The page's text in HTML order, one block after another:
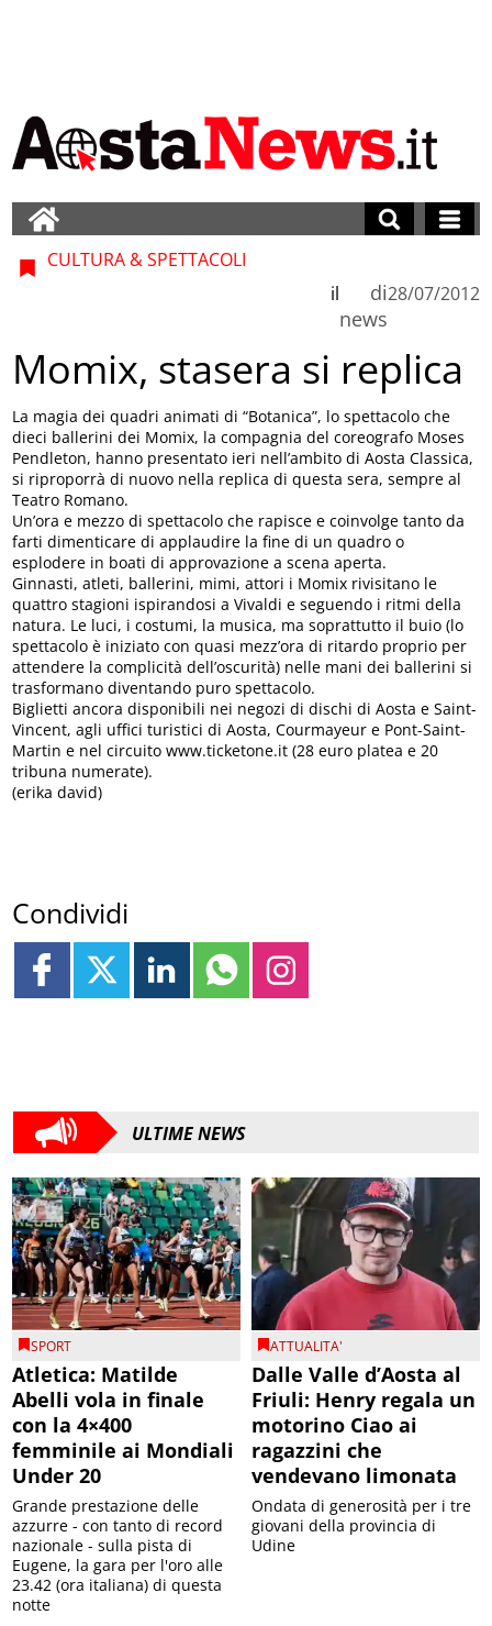
CULTURA & SPETTACOLI
di
news
il 28/07/2012
Momix, stasera si replica
La magia dei quadri animati di “Botanica”, lo spettacolo che
dieci ballerini dei Momix, la compagnia del coreografo Moses
Pendleton, hanno presentato ieri nell’ambito di Aosta Classica,
si riproporrà di nuovo nella replica di questa sera, sempre al
Teatro Romano.
Un’ora e mezzo di spettacolo che rapisce e coinvolge tanto da
farti dimenticare di applaudire la fine di un quadro o
esplodere in boati di approvazione a scena aperta.
Ginnasti, atleti, ballerini, mimi, attori i Momix rivisitano le
quattro stagioni ispirandosi a Vivaldi e seguendo i ritmi della
natura. Le luci, i costumi, la musica, ma soprattutto il buio (lo
spettacolo è iniziato con quasi mezz’ora di ritardo proprio per
attendere la complicità dell’oscurità) nelle mani dei ballerini si
trasformano diventando puro spettacolo.
Biglietti ancora disponibili nei negozi di dischi di Aosta e Saint-
Vincent, agli uffici turistici di Aosta, Courmayeur e Pont-Saint-
Martin e nel circuito www.ticketone.it (28 euro platea e 20
tribuna numerate).
(erika david)
Condividi
ULTIME NEWS
SPORT
Atletica: Matilde
Abelli vola in finale
con la 4×400
femminile ai Mondiali
Under 20
Grande prestazione delle
azzurre - con tanto di record
nazionale - sulla pista di
Eugene, la gara per l'oro alle
23.42 (ora italiana) di questa
notte
ATTUALITA'
Dalle Valle d’Aosta al
Friuli: Henry regala un
motorino Ciao ai
ragazzini che
vendevano limonata
Ondata di generosità per i tre
giovani della provincia di
Udine